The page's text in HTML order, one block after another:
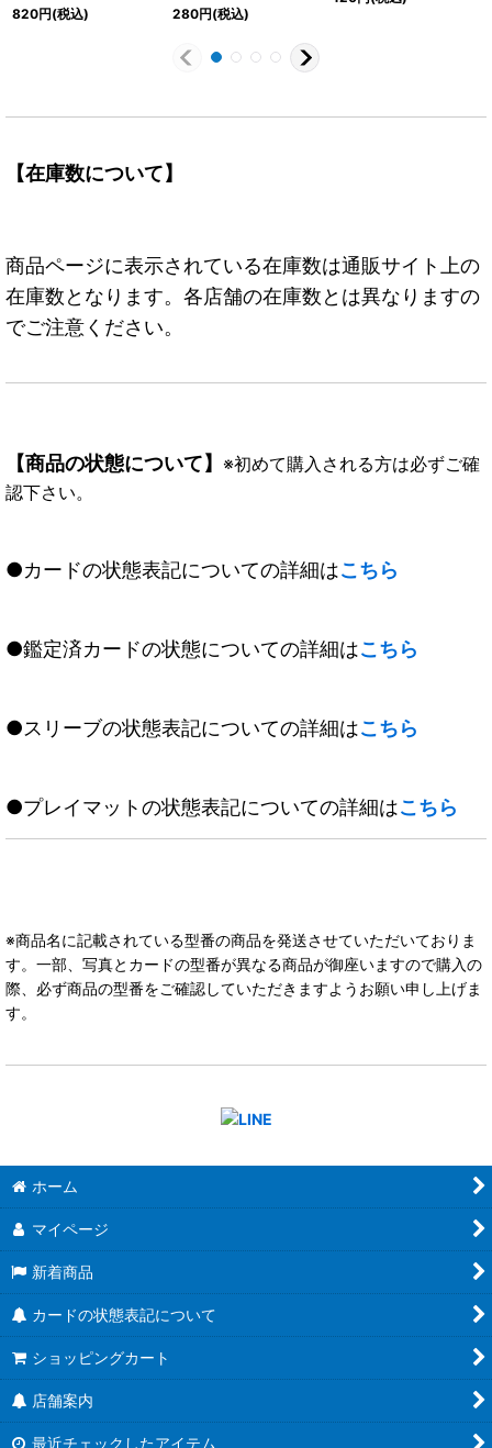
NANAHARA)【C】
{EB01-007}
820円(税込)
280円(税込)
【在庫数について】
商品ページに表示されている在庫数は通販サイト上の
在庫数となります。各店舗の在庫数とは異なりますの
でご注意ください。
【商品の状態について】 ※初めて購入される方は必ずご確
認下さい。
●カードの状態表記についての詳細はこちら
●鑑定済カードの状態についての詳細はこちら
●スリーブの状態表記についての詳細はこちら
●プレイマットの状態表記についての詳細はこちら
※商品名に記載されている型番の商品を発送させていただいておりま
す。一部、写真とカードの型番が異なる商品が御座いますので購入の
際、必ず商品の型番をご確認していただきますようお願い申し上げま
す。
ホーム
マイページ
新着商品
カードの状態表記について
ショッピングカート
店舗案内
最近チェックしたアイテム